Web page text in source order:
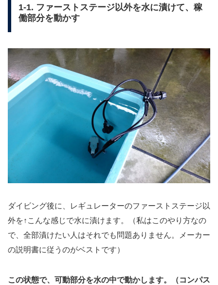
1-1. ファーストステージ以外を水に漬けて、稼
働部分を動かす
ダイビング後に、レギュレーターのファーストステージ以
外を↑こんな感じで水に漬けます。（私はこのやり方なの
で、全部漬けたい人はそれでも問題ありません。メーカー
の説明書に従うのがベストです）
この状態で、可動部分を水の中で動かします。（コンパス